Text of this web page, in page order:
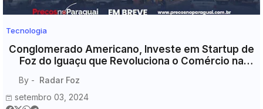
Tecnologia
Conglomerado Americano, Investe em Startup de
Foz do Iguaçu que Revoluciona o Comércio na
By - Radar Foz
setembro 03, 2024